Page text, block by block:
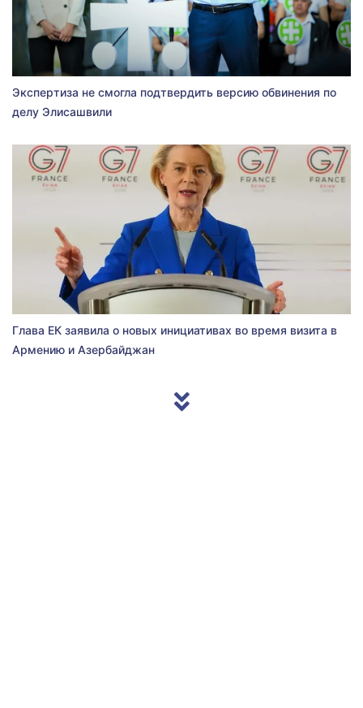
Экспертиза не смогла подтвердить версию обвинения по
делу Элисашвили
Глава ЕК заявила о новых инициативах во время визита в
Армению и Азербайджан